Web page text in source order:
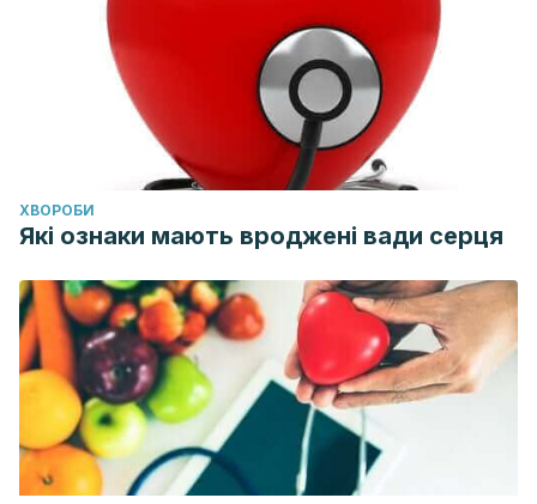
ХВОРОБИ
Які ознаки мають вроджені вади серця